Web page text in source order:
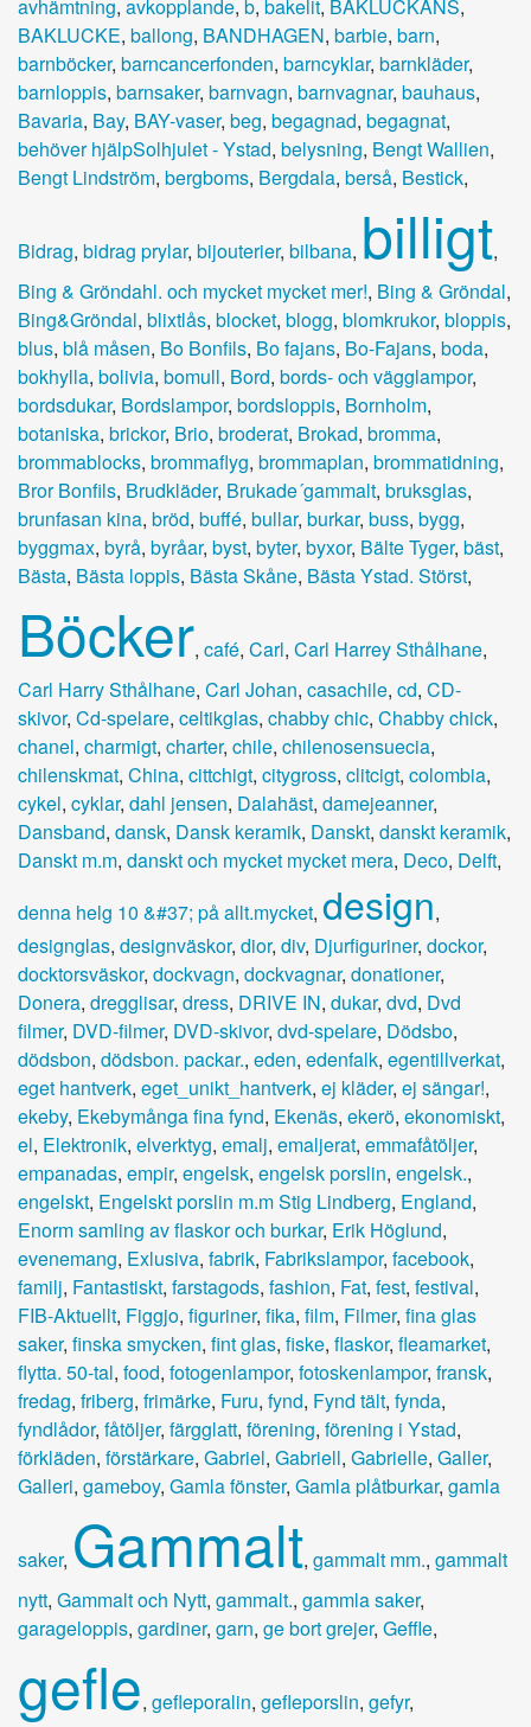
avhämtning, avkopplande, b, bakelit, BAKLUCKANS,
BAKLUCKE, ballong, BANDHAGEN, barbie, barn,
barnböcker, barncancerfonden, barncyklar, barnkläder,
barnloppis, barnsaker, barnvagn, barnvagnar, bauhaus,
Bavaria, Bay, BAY-vaser, beg, begagnad, begagnat,
behöver hjälpSolhjulet - Ystad, belysning, Bengt Wallien,
Bengt Lindström, bergboms, Bergdala, berså, Bestick,
Bidrag, bidrag prylar, bijouterier, bilbana, billigt,
Bing & Gröndahl. och mycket mycket mer!, Bing & Gröndal,
Bing&Gröndal, blixtlås, blocket, blogg, blomkrukor, bloppis,
blus, blå måsen, Bo Bonfils, Bo fajans, Bo-Fajans, boda,
bokhylla, bolivia, bomull, Bord, bords- och vägglampor,
bordsdukar, Bordslampor, bordsloppis, Bornholm,
botaniska, brickor, Brio, broderat, Brokad, bromma,
brommablocks, brommaflyg, brommaplan, brommatidning,
Bror Bonfils, Brudkläder, Brukade´gammalt, bruksglas,
brunfasan kina, bröd, buffé, bullar, burkar, buss, bygg,
byggmax, byrå, byråar, byst, byter, byxor, Bälte Tyger, bäst,
Bästa, Bästa loppis, Bästa Skåne, Bästa Ystad. Störst,
Böcker, café, Carl, Carl Harrey Sthålhane,
Carl Harry Sthålhane, Carl Johan, casachile, cd, CD-
skivor, Cd-spelare, celtikglas, chabby chic, Chabby chick,
chanel, charmigt, charter, chile, chilenosensuecia,
chilenskmat, China, cittchigt, citygross, clitcigt, colombia,
cykel, cyklar, dahl jensen, Dalahäst, damejeanner,
Dansband, dansk, Dansk keramik, Danskt, danskt keramik,
Danskt m.m, danskt och mycket mycket mera, Deco, Delft,
denna helg 10 &#37; på allt.mycket, design,
designglas, designväskor, dior, div, Djurfiguriner, dockor,
docktorsväskor, dockvagn, dockvagnar, donationer,
Donera, dregglisar, dress, DRIVE IN, dukar, dvd, Dvd
filmer, DVD-filmer, DVD-skivor, dvd-spelare, Dödsbo,
dödsbon, dödsbon. packar., eden, edenfalk, egentillverkat,
eget hantverk, eget_unikt_hantverk, ej kläder, ej sängar!,
ekeby, Ekebymånga fina fynd, Ekenäs, ekerö, ekonomiskt,
el, Elektronik, elverktyg, emalj, emaljerat, emmafåtöljer,
empanadas, empir, engelsk, engelsk porslin, engelsk.,
engelskt, Engelskt porslin m.m Stig Lindberg, England,
Enorm samling av flaskor och burkar, Erik Höglund,
evenemang, Exlusiva, fabrik, Fabrikslampor, facebook,
familj, Fantastiskt, farstagods, fashion, Fat, fest, festival,
FIB-Aktuellt, Figgjo, figuriner, fika, film, Filmer, fina glas
saker, finska smycken, fint glas, fiske, flaskor, fleamarket,
flytta. 50-tal, food, fotogenlampor, fotoskenlampor, fransk,
fredag, friberg, frimärke, Furu, fynd, Fynd tält, fynda,
fyndlådor, fåtöljer, färgglatt, förening, förening i Ystad,
förkläden, förstärkare, Gabriel, Gabriell, Gabrielle, Galler,
Galleri, gameboy, Gamla fönster, Gamla plåtburkar, gamla
saker, Gammalt, gammalt mm., gammalt
nytt, Gammalt och Nytt, gammalt., gammla saker,
garageloppis, gardiner, garn, ge bort grejer, Geffle,
gefle, gefleporalin, gefleporslin, gefyr,